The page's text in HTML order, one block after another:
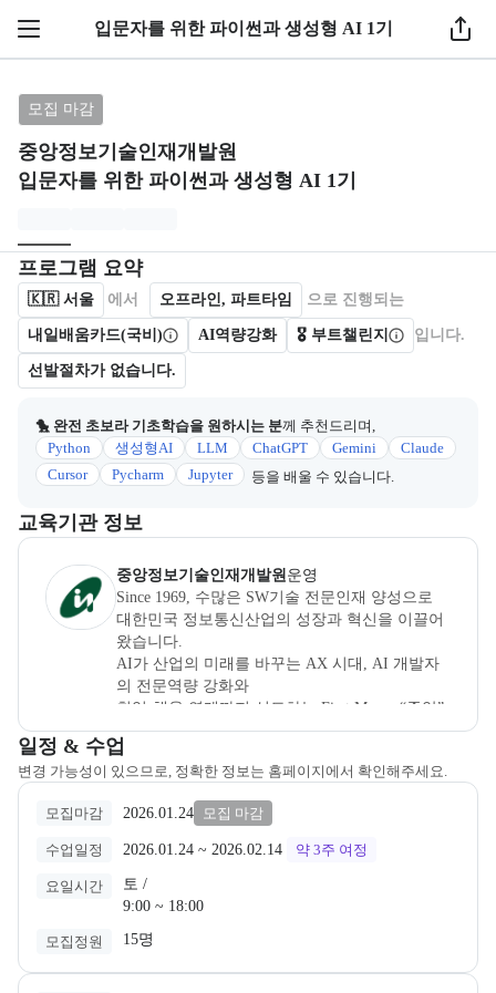
입문자를 위한 파이썬과 생성형 AI 1기
1 / 5
모집 마감
중앙정보기술인재개발원
입문자를 위한 파이썬과 생성형 AI 1기
브랜드: 중앙정보기술인재개발원, 과정명: 입문자를
모집개요
프로그램 요약
캠프를 운영하거나 참여하는 회사 정보를 카드 형태로 제공한다.
🇰🇷 서울 에서 오프라인, 파트타임 으로 진행되는
내일배움카드(국비) AI역량강화 🎖️ 부트챌린지 입니다.
선발절차가 없습니다.
🐤 완전 초보라 기초학습을 원하시는 분께 추천드리며,
Python
생성형AI LLM ChatGPT Gemini
Claude
Cursor
Pycharm Jupyter 등을 배울 수 있습니다.
이 섹션에서는 부트캠프를 운영하거나 주관하는 회사의 정보를 카드
교육기관 정보
중앙정보처리학원은(는) 본 부트캠프의
중앙정보기술인재개발원 운영
Since 1969, 수많은 SW기술 전문인재 양성으로
대한민국 정보통신산업의 성장과 혁신을 이끌어
왔습니다.
AI가 산업의 미래를 바꾸는 AX 시대, AI 개발자
의 전문역량 강화와
취업·채용 연계까지 선도하는 First Mover “중앙”
새로운 인재양성의 기준을 만들어가고 있습니
다.
일정 & 수업
변경 가능성이 있으므로, 정확한 정보는 홈페이지에서 확인해주세요.
교육과정 일정과 모집 상태에 따른 안내를 제공한다.
모집마감 2026.01.24 모집 마감
수업일정 2026.01.24 ~ 2026.02.14 약 3주 여정
요일시간
토 /
9:00 ~ 18:00
모집정원 15명